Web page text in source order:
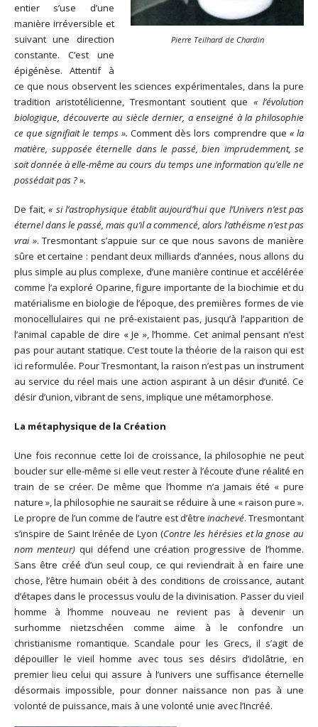
Pierre Teilhard de Chardin
entier s’use d’une
manière irréversible et
suivant une direction
constante. C’est une
épigénèse. Attentif à
ce que nous observent les sciences expérimentales, dans la pure
tradition aristotélicienne, Tresmontant soutient que « l’évolution
biologique, découverte au siècle dernier, a enseigné à la philosophie
ce que signifiait le temps ». Comment dès lors comprendre que «la
matière, supposée éternelle dans le passé, bien imprudemment, se
soit donnée à elle-même au cours du temps une information qu’elle ne
possédait pas ?».
De fait,« si l’astrophysique établit aujourd’hui que l’Univers n’est pas
éternel dans le passé, mais qu’il a commencé, alors l’athéisme n’est pas
vrai ». Tresmontant s’appuie sur ce que nous savons de manière
sûre et certaine : pendant deux milliards d’années, nous allons du
plus simple au plus complexe, d’une manière continue et accélérée
comme l’a exploré Oparine, figure importante de la biochimie et du
matérialisme en biologie de l’époque, des premières formes de vie
monocellulaires qui ne pré-existaient pas, jusqu’à l’apparition de
l’animal capable de dire « Je », l’homme. Cet animal pensant n’est
pas pour autant statique. C’est toute la théorie de la raison qui est
ici reformulée. Pour Tresmontant, la raison n’est pas un instrument
au service du réel mais une action aspirant à un désir d’unité. Ce
désir d’union, vibrant de sens, implique une métamorphose.
La métaphysique de la Création
Une fois reconnue cette loi de croissance, la philosophie ne peut
boucler sur elle-même si elle veut rester à l’écoute d’une réalité en
train de se créer. De même que l’homme n’a jamais été « pure
nature », la philosophie ne saurait se réduire à une « raison pure ».
Le propre de l’un comme de l’autre est d’être inachevé. Tresmontant
s’inspire de Saint Irénée de Lyon (Contre les hérésies et la gnose au
nom menteur) qui défend une création progressive de l’homme.
Sans être créé d’un seul coup, ce qui reviendrait à en faire une
chose, l’être humain obéit à des conditions de croissance, autant
d’étapes dans le processus voulu de la divinisation. Passer du vieil
homme à l’homme nouveau ne revient pas à devenir un
surhomme nietzschéen comme aime à le confondre un
christianisme romantique. Scandale pour les Grecs, il s’agit de
dépouiller le vieil homme avec tous ses désirs d’idolâtrie, en
premier lieu celui qui assure à l’univers une suffisance éternelle
désormais impossible, pour donner naissance non pas à une
volonté de puissance, mais à une volonté unie avec l’Incréé.